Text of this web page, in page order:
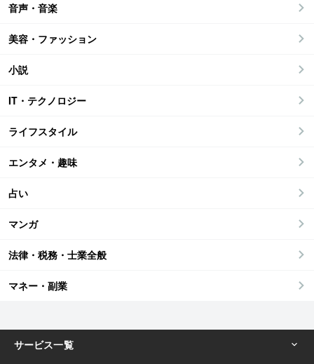
音声・音楽
美容・ファッション
小説
IT・テクノロジー
ライフスタイル
エンタメ・趣味
占い
マンガ
法律・税務・士業全般
マネー・副業